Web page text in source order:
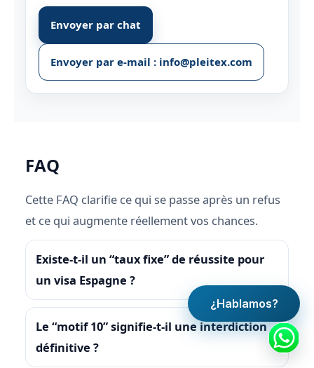
Envoyer par chat
Envoyer par e-mail : info@pleitex.com
FAQ
Cette FAQ clarifie ce qui se passe après un refus
et ce qui augmente réellement vos chances.
Existe-t-il un “taux fixe” de réussite pour
un visa Espagne ?
Le “motif 10” signifie-t-il une interdiction
définitive ?
¿Hablamos?